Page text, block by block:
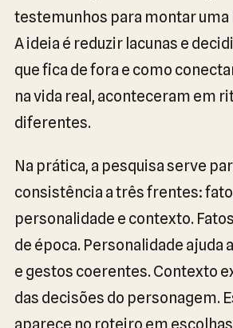
testemunhos para montar uma
A ideia é reduzir lacunas e
que fica de fora e como
na vida real, aconteceram em
diferentes.
Na prática, a pesquisa serve
consistência a três frentes:
personalidade e contexto.
de época. Personalidade ajuda
e gestos coerentes. Contexto
das decisões do personagem.
aparece no roteiro em